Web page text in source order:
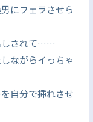
にフェラさせら
しされて……
ながらイっちゃ
自分で挿れさせ